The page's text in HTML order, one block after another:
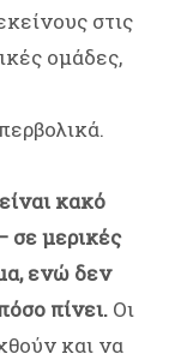
στις
ομάδες,
κακό
σε μερικές
ενώ δεν
πίνει. Οι
και να